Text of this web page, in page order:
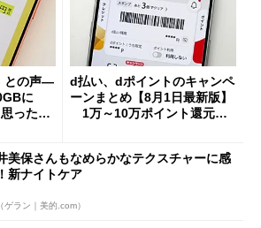
との声―
に
った」
d払い、dポイントのキャンペ
ーンまとめ【8月1日最新版】
1万～10万ポイント還元の
美保さんもなめらかなテクスチャーに感
新ナイトケア
ゲラン｜美的.com）